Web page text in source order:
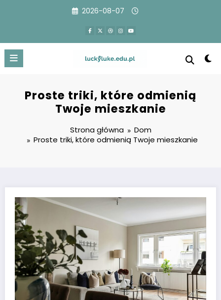
2026-08-07
Proste triki, które odmienią
Twoje mieszkanie
Strona główna
Dom
Proste triki, które odmienią Twoje mieszkanie